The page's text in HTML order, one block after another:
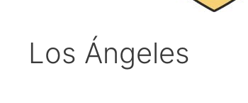
Los Ángeles